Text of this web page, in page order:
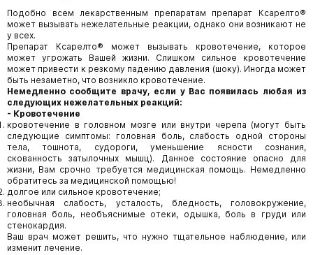
Подобно всем лекарственным препаратам препарат Ксарелто®
может вызывать нежелательные реакции, однако они возникают не
у всех.
Препарат Ксарелто® может вызывать кровотечение, которое
может угрожать Вашей жизни. Слишком сильное кровотечение
может привести к резкому падению давления (шоку). Иногда может
быть незаметно, что возникло кровотечение.
Немедленно сообщите врачу, если у Вас появилась любая из
следующих нежелательных реакций:
- Кровотечение
кровотечение в головном мозге или внутри черепа (могут быть
следующие симптомы: головная боль, слабость одной стороны
тела, тошнота, судороги, уменьшение ясности сознания,
скованность затылочных мышц). Данное состояние опасно для
жизни, Вам срочно требуется медицинская помощь. Немедленно
обратитесь за медицинской помощью!
долгое или сильное кровотечение;
необычная слабость, усталость, бледность, головокружение,
головная боль, необъяснимые отеки, одышка, боль в груди или
стенокардия.
Ваш врач может решить, что нужно тщательное наблюдение, или
изменит лечение.